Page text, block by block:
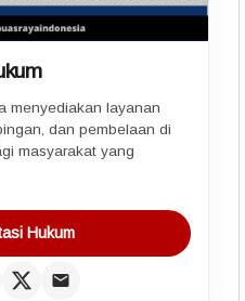
menyediakan layanan
dan pembelaan di
masyarakat yang
Hukum